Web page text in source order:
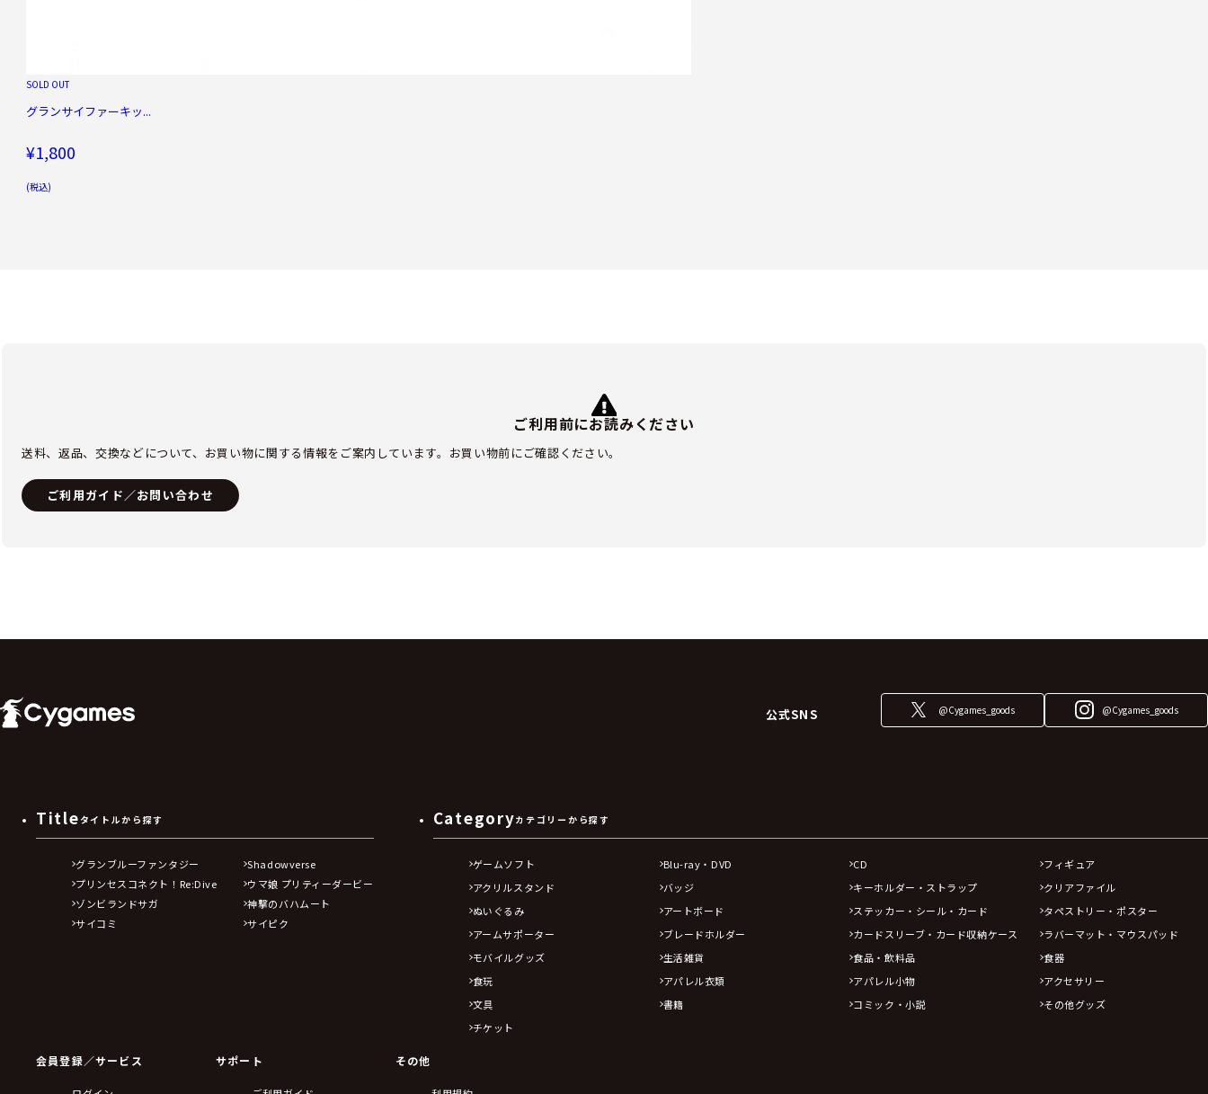
SOLD OUT
グランサイファーキッ...
¥1,800
(税込)
ご利用前にお読みください
送料、返品、交換などについて、お買い物に関する情報をご案内しています。お買い物前にご確認ください。
ご利用ガイド／お問い合わせ
公式SNS @Cygames_goods @Cygames_goods
Title タイトルから探す
グランブルーファンタジー
Shadowverse
プリンセスコネクト！Re:Dive
ウマ娘 プリティーダービー
ゾンビランドサガ
神撃のバハムート
サイコミ
サイピク
Categoryカテゴリーから探す
ゲームソフト Blu-ray・DVD CD
フィギュア
アクリルスタンド
バッジ キーホルダー・ストラップ
クリアファイル
ぬいぐるみ
アートボード ステッカー・シール・カード
タペストリー・ポスター
アームサポーター
ブレードホルダー カードスリーブ・カード収納ケース
ラバーマット・マウスパッド
モバイルグッズ
生活雑貨 食品・飲料品
食器
食玩
アパレル衣類 アパレル小物
アクセサリー
文具
書籍 コミック・小説
その他グッズ
チケット
会員登録／サービス サポート その他